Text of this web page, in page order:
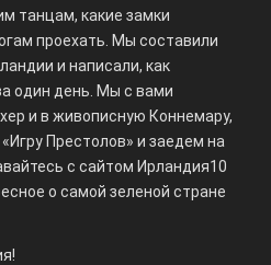
танцам, какие замки
проехать. Мы составили
и написали, как
один день. Мы с вами
и в живописную Коннемару,
Престолов» и заедем на
с сайтом Ирландия10
о самой зеленой стране